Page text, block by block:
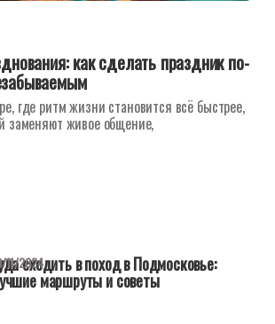
как сделать праздник по-
где ритм жизни становится всё быстрее,
заменяют живое общение,
сходить в поход в Подмосковье:
маршруты и советы
11/2024